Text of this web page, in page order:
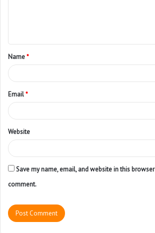
Name*
Email*
Website
Save my name, email, and website in this
comment.